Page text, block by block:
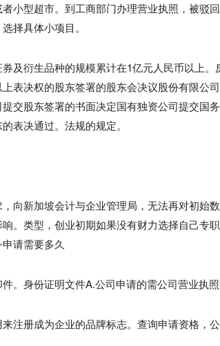
小型超市。到工商部门办理营业执照，被驳
择具体小项目。
及衍生品种的规模累计在1亿元人民币以上
表决权的股东签署的股东会决议股份有限公
交股东签署的书面决定国有独资公司提交国
表决通过。法规的规定。
向新加坡会计与企业管理局，无法再对初始
。类型，创业初期如果没有财力选择自己专
请需要多久
。身份证明文件A.公司申请的需公司营业执照
注册成为企业的品牌标志。查询申请资格，